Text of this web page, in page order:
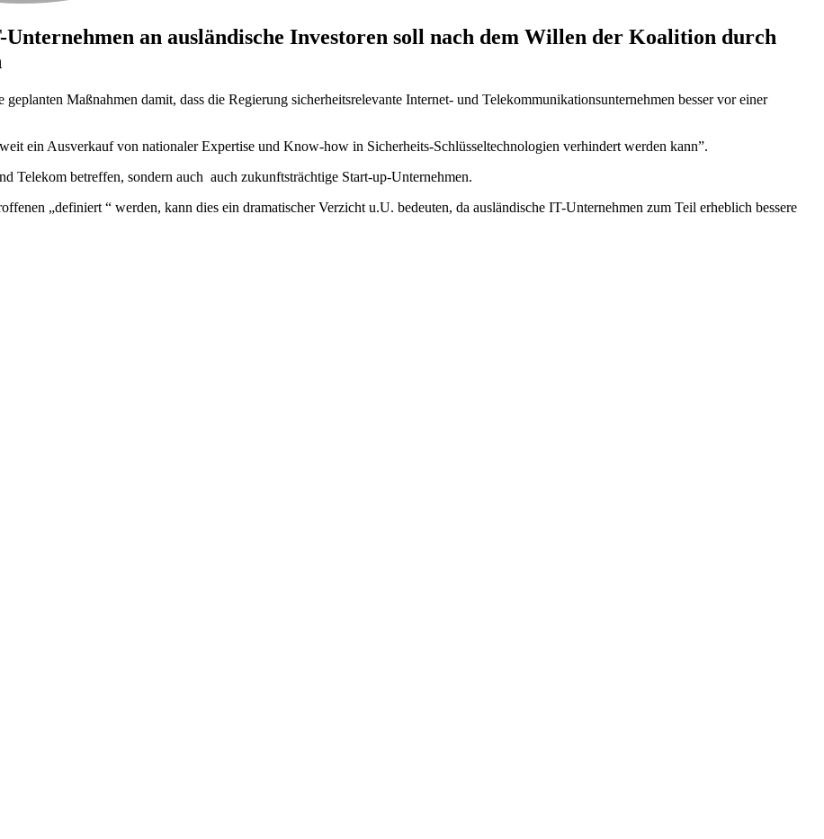
an ausländische Investoren soll nach dem Willen der Koalition durch
Maßnahmen damit, dass die Regierung sicherheitsrelevante Internet- und Telekommunikationsunternehmen besser vor einer
ein Ausverkauf von nationaler Expertise und Know-how in Sicherheits-Schlüsseltechnologien verhindert werden kann”.
Telekom betreffen, sondern auch auch zukunftsträchtige Start-up-Unternehmen.
„definiert “ werden, kann dies ein dramatischer Verzicht u.U. bedeuten, da ausländische IT-Unternehmen zum Teil erheblich bessere